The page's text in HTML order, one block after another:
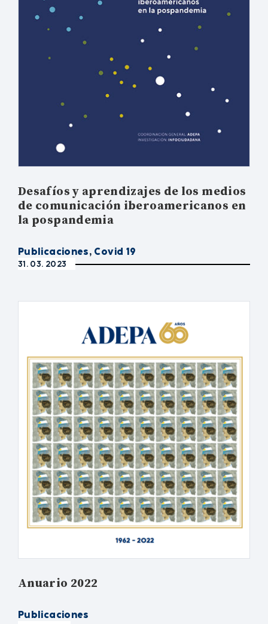
Desafíos y aprendizajes de los medios
de comunicación iberoamericanos en
la pospandemia
Publicaciones, Covid 19
31. 03. 2023
Anuario 2022
Publicaciones